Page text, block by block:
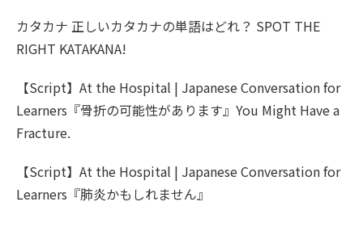
カタカナ 正しいカタカナの単語はどれ？ SPOT THE
RIGHT KATAKANA!
【Script】At the Hospital | Japanese Conversation for
Learners『骨折の可能性があります』You Might Have a
Fracture.
【Script】At the Hospital | Japanese Conversation for
Learners『肺炎かもしれません』